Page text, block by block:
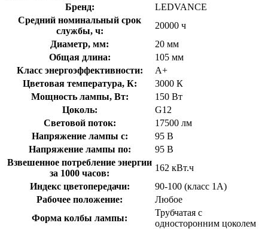
Бренд:
LEDVANCE
Средний номинальный срок
службы, ч:
20000 ч
Диаметр, мм:
20 мм
Общая длина:
105 мм
Класс энергоэффективности:
A+
Цветовая температура, К:
3000 К
Мощность лампы, Вт:
150 Вт
Цоколь:
G12
Световой поток:
17500 лм
Напряжение лампы с:
95 В
Напряжение лампы по:
95 В
Взвешенное потребление энергии
за 1000 часов:
162 кВт.ч
Индекс цветопередачи:
90-100 (класс 1А)
Рабочее положение:
Любое
Форма колбы лампы:
Трубчатая с
односторонним цоколем